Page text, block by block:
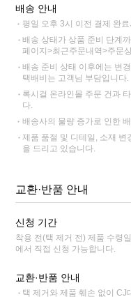
배송 안내
평일 오후 3시 이전 결제 완
배송 상태가 상품 준비 단계
페이지>최근주문내역>주문
배송 준비 상태 이후에는 변
택배비는 고객님 부담입니다.
록시걸 온라인몰 주문 건과
다.
배송사의 물량 증가로 인한
제품 품절 및 디테일, 소재
을 드리고 있습니다.
교환·반품 안내
신청 기간
착용 전(택 제거 전) 제품 수령
에서 직접 신청 가능합니다.
교환·반품 안내
택 제거와 제품 훼손 없이 CJ